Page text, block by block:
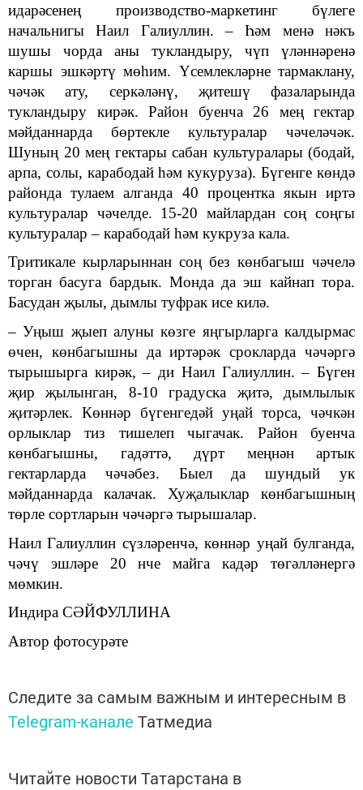
идарәсенең производство-маркетинг бүлеге
начальнигы Наил Галиуллин. – Һәм менә нәкъ
шушы чорда аны тукландыру, чүп үләннәренә
каршы эшкәртү мөһим. Үсемлекләрне тармаклану,
чәчәк ату, серкәләнү, җитешү фазаларында
тукландыру кирәк. Район буенча 26 мең гектар
мәйданнарда бөртекле культуралар чәчеләчәк.
Шуның 20 мең гектары сабан культуралары (бодай,
арпа, солы, карабодай һәм кукуруза). Бүгенге көндә
районда тулаем алганда 40 процентка якын иртә
культуралар чәчелде. 15-20 майлардан соң соңгы
культуралар – карабодай һәм кукруза кала.
Тритикале кырларыннан соң без көнбагыш чәчелә
торган басуга бардык. Монда да эш кайнап тора.
Басудан җылы, дымлы туфрак исе килә.
– Уңыш җыеп алуны көзге яңгырларга калдырмас
өчен, көнбагышны да иртәрәк срокларда чәчәргә
тырышырга кирәк, – ди Наил Галиуллин. – Бүген
җир җылынган, 8-10 градуска җитә, дымлылык
җитәрлек. Көннәр бүгенгедәй уңай торса, чәчкән
орлыклар тиз тишелеп чыгачак. Район буенча
көнбагышны, гадәттә, дүрт меңнән артык
гектарларда чәчәбез. Быел да шундый ук
мәйданнарда калачак. Хуҗалыклар көнбагышның
төрле сортларын чәчәргә тырышалар.
Наил Галиуллин сүзләренчә, көннәр уңай булганда,
чәчү эшләре 20 нче майга кадәр төгәлләнергә
мөмкин.
Индира СӘЙФУЛЛИНА
Автор фотосурәте
Следите за самым важным и интересным в
Telegram-канале Татмедиа
Читайте новости Татарстана в